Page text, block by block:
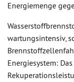
Energiemenge
wartungsintensiv,
Energiesystem: